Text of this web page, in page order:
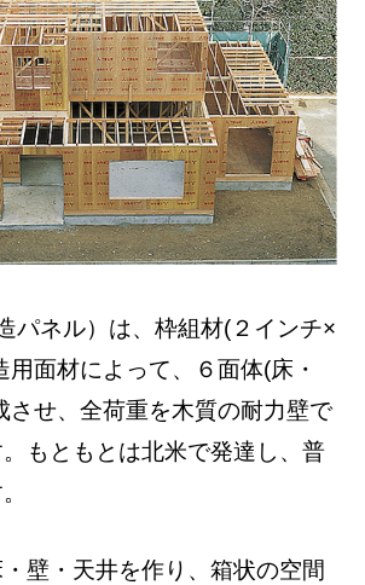
パネル）は、枠組材(２インチ×
用面材によって、６面体(床・
させ、全荷重を木質の耐力壁で
もともとは北米で発達し、普
壁・天井を作り、箱状の空間